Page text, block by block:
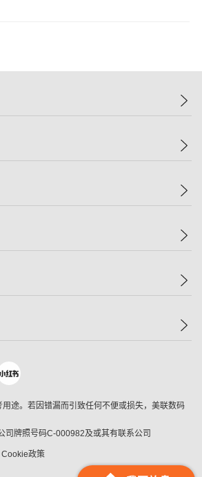
途。若因错漏而引致任何不便或损失，美联数码
司牌照号码C-000982及或其有联系公司
Cookie政策